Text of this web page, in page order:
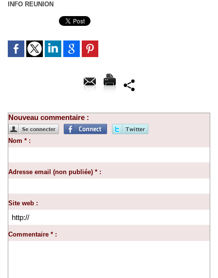
INFO REUNION
Nouveau commentaire :
Nom * :
Adresse email (non publiée) * :
Site web :
Commentaire * :